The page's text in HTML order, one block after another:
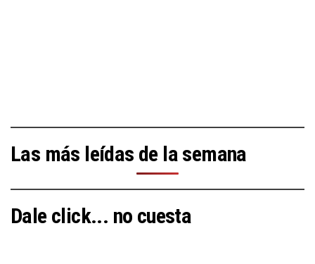
Las más leídas de la semana
Dale click... no cuesta